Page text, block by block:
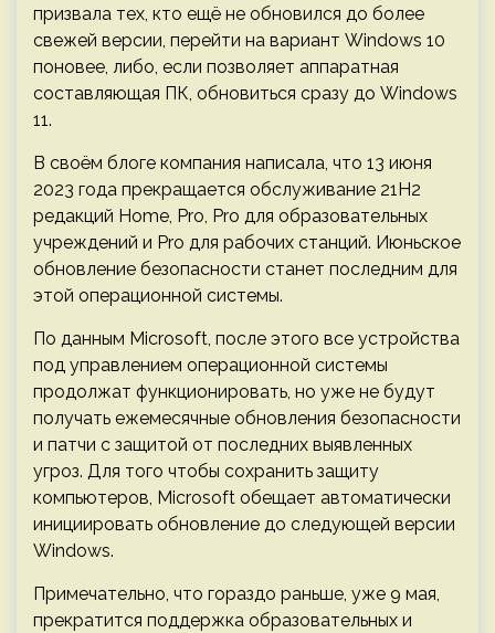
призвала тех, кто ещё не обновился до более
свежей версии, перейти на вариант Windows 10
поновее, либо, если позволяет аппаратная
составляющая ПК, обновиться сразу до Windows
11.
В своём блоге компания написала, что 13 июня
2023 года прекращается обслуживание 21H2
редакций Home, Pro, Pro для образовательных
учреждений и Pro для рабочих станций. Июньское
обновление безопасности станет последним для
этой операционной системы.
По данным Microsoft, после этого все устройства
под управлением операционной системы
продолжат функционировать, но уже не будут
получать ежемесячные обновления безопасности
и патчи с защитой от последних выявленных
угроз. Для того чтобы сохранить защиту
компьютеров, Microsoft обещает автоматически
инициировать обновление до следующей версии
Windows.
Примечательно, что гораздо раньше, уже 9 мая,
прекратится поддержка образовательных и